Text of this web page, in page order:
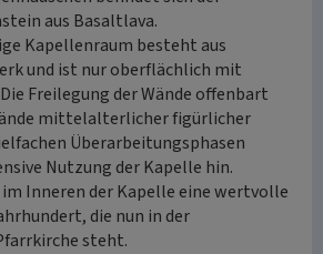
aus Basaltlava.
Kapellenraum besteht aus
und ist nur oberflächlich mit
Freilegung der Wände offenbart
mittelalterlicher figürlicher
Überarbeitungsphasen
Nutzung der Kapelle hin.
Inneren der Kapelle eine wertvolle
die nun in der
steht.